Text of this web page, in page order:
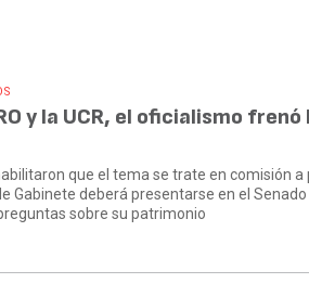
y la UCR, el oficialismo
que el tema se trate en comisión
Gabinete deberá presentarse en el
sobre su patrimonio